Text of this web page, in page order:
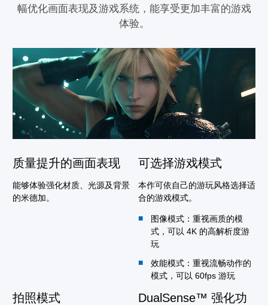
幅优化画面表现及游戏系统，能享受更加丰富的游戏
体验。
质量提升的画面表现
能够体验强化材质、光源及背景
的米德加。
可选择游戏模式
本作可依自己的游玩风格选择适
合的游戏模式。
图像模式：重视画质的模
式，可以 4K 的高解析度游
玩
效能模式：重视流畅动作的
模式，可以 60fps 游玩
拍照模式
DualSense™ 强化功